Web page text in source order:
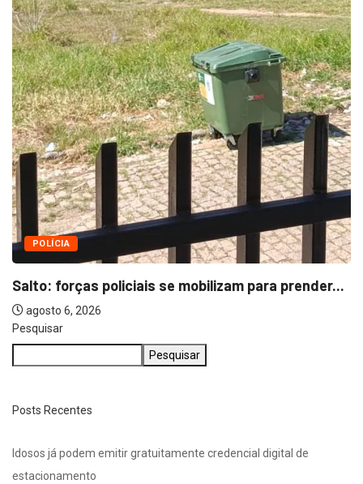
POLÍCIA
Salto: forças policiais se mobilizam para prender...
agosto 6, 2026
Pesquisar
Pesquisar
Posts Recentes
Idosos já podem emitir gratuitamente credencial digital de
estacionamento